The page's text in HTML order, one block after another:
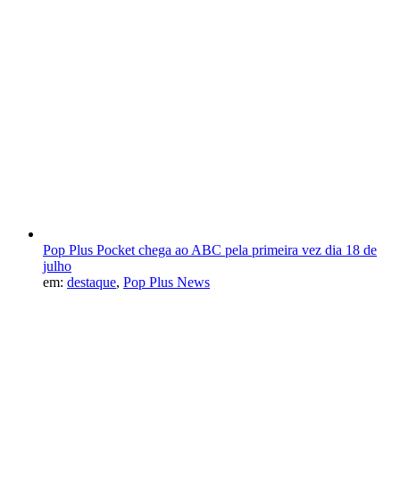
Pop Plus Pocket chega ao ABC pela primeira vez dia 18 de
julho
em: destaque, Pop Plus News